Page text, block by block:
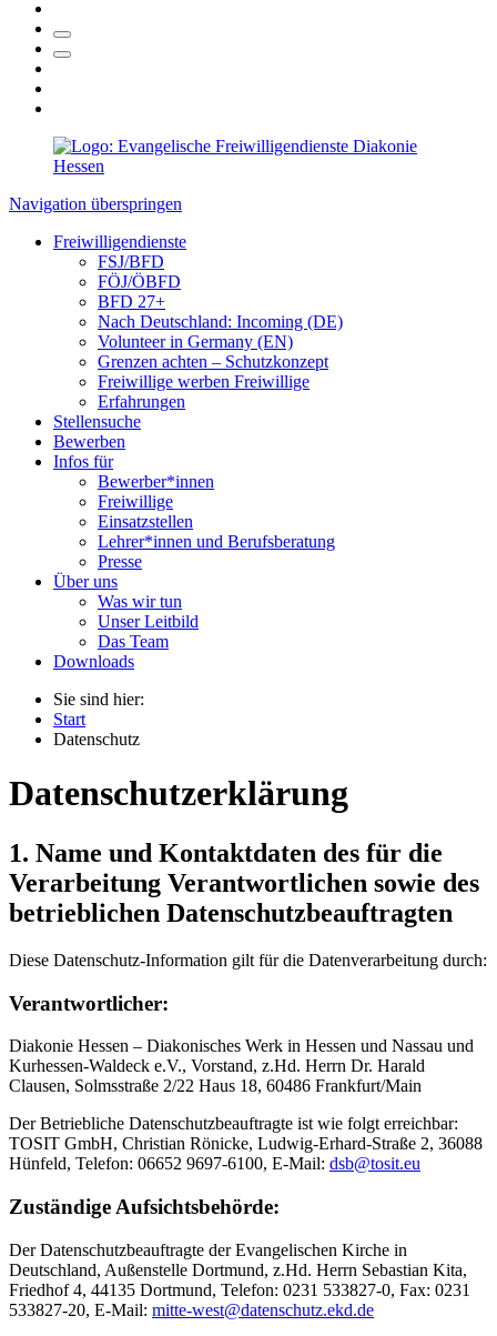
Navigation überspringen
Freiwilligendienste
FSJ/BFD
FÖJ/ÖBFD
BFD 27+
Nach Deutschland: Incoming (DE)
Volunteer in Germany (EN)
Grenzen achten – Schutzkonzept
Freiwillige werben Freiwillige
Erfahrungen
Stellensuche
Bewerben
Infos für
Bewerber*innen
Freiwillige
Einsatzstellen
Lehrer*innen und Berufsberatung
Presse
Über uns
Was wir tun
Unser Leitbild
Das Team
Downloads
Sie sind hier:
Start
Datenschutz
Datenschutzerklärung
1. Name und Kontaktdaten des für die
Verarbeitung Verantwortlichen sowie des
betrieblichen Datenschutzbeauftragten
Diese Datenschutz-Information gilt für die Datenverarbeitung durch:
Verantwortlicher:
Diakonie Hessen – Diakonisches Werk in Hessen und Nassau und
Kurhessen-Waldeck e.V., Vorstand, z.Hd. Herrn Dr. Harald
Clausen, Solmsstraße 2/22 Haus 18, 60486 Frankfurt/Main
Der Betriebliche Datenschutzbeauftragte ist wie folgt erreichbar:
TOSIT GmbH, Christian Rönicke, Ludwig-Erhard-Straße 2, 36088
Hünfeld, Telefon: 06652 9697-6100, E-Mail: dsb@tosit.eu
Zuständige Aufsichtsbehörde:
Der Datenschutzbeauftragte der Evangelischen Kirche in
Deutschland, Außenstelle Dortmund, z.Hd. Herrn Sebastian Kita,
Friedhof 4, 44135 Dortmund, Telefon: 0231 533827-0, Fax: 0231
533827-20, E-Mail: mitte-west@datenschutz.ekd.de